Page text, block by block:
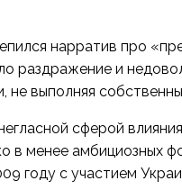
нарратив про
раздражение и
не выполняя
сферой
в менее амбициозных
году с участием